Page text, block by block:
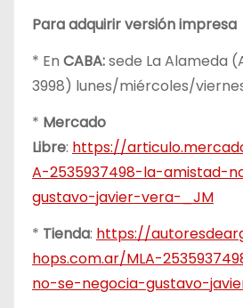
Para adquirir versión impresa
* En CABA:sede La Alameda
3998) lunes/miércoles/
* Mercado
Libre: https://
A-2535937498-la-amistad-
gustavo-javier-vera-_JM
* Tienda: https://
hops.com.ar/MLA-
no-se-negocia-gustavo-